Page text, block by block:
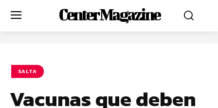
Center Magazine
SALTA
Vacunas que deben